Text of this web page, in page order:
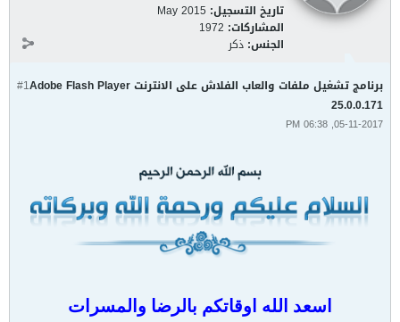
تاريخ التسجيل: May 2015
المشاركات: 1972
الجنس: ذكر
#1برنامج تشغيل ملفات والعاب الفلاش على الانترنت Adobe Flash Player
25.0.0.171
05-11-2017, 06:38 PM
اسعد الله اوقاتكم بالرضا والمسرات